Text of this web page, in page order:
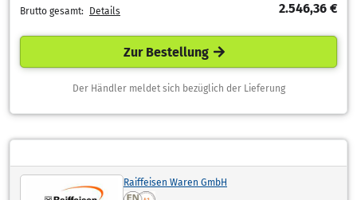
Brutto gesamt: Details 2.546,36 €
Zur Bestellung
Der Händler meldet sich bezüglich der Lieferung
Raiffeisen Waren GmbH